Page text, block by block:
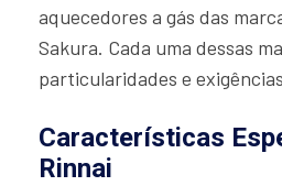
aquecedores a gás das
Sakura. Cada uma dessas
particularidades e
Características
Rinnai